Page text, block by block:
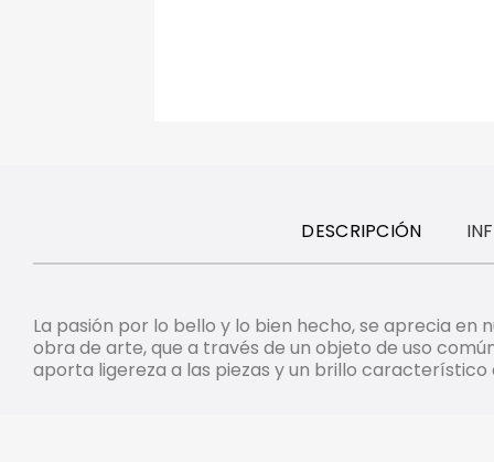
DESCRIPCIÓN
La pasión por lo bello y lo bien hecho, se aprecia
obra de arte, que a través de un objeto de uso
aporta ligereza a las piezas y un brillo característico